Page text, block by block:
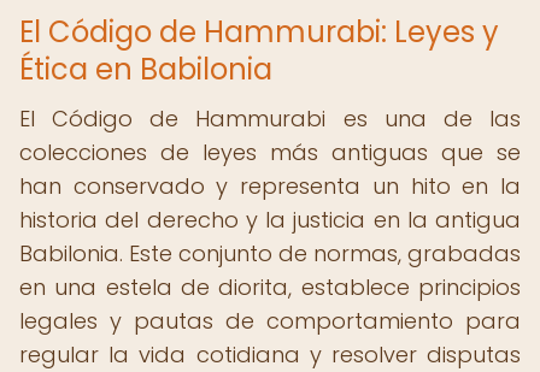
El Código de Hammurabi: Leyes y
Ética en Babilonia
El Código de Hammurabi es una de las
colecciones de leyes más antiguas que se
han conservado y representa un hito en la
historia del derecho y la justicia en la antigua
Babilonia. Este conjunto de normas, grabadas
en una estela de diorita, establece principios
legales y pautas de comportamiento para
regular la vida cotidiana y resolver disputas